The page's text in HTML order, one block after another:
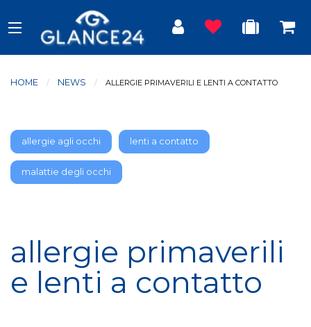
HOME NEWS CURRENT:
ALLERGIE PRIMAVERILI E LENTI A CONTATTO
allergie agli occhi lenti a contatto
malattie degli occhi
allergie primaverili
e lenti a contatto